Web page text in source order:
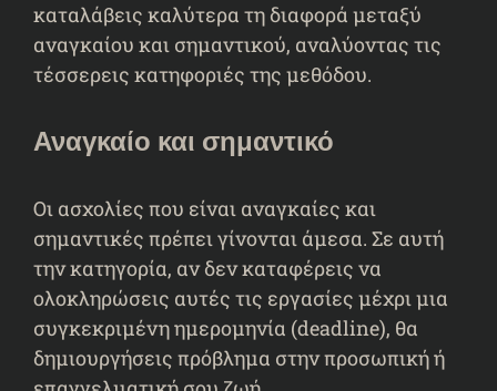
καταλάβεις καλύτερα τη διαφορά μεταξύ
αναγκαίου και σημαντικού, αναλύοντας τις
τέσσερεις κατηφοριές της μεθόδου.
Αναγκαίο και σημαντικό
Οι ασχολίες που είναι αναγκαίες και
σημαντικές πρέπει γίνονται άμεσα. Σε αυτή
την κατηγορία, αν δεν καταφέρεις να
ολοκληρώσεις αυτές τις εργασίες μέχρι μια
συγκεκριμένη ημερομηνία (deadline), θα
δημιουργήσεις πρόβλημα στην προσωπική ή